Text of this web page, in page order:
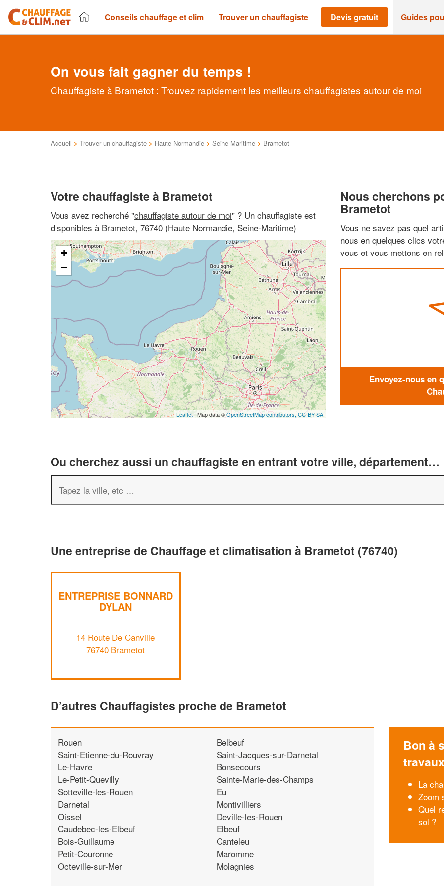
Conseils chauffage et clim Trouver un chauffagiste Devis gratuit Guides
On vous fait gagner du temps !
Chauffagiste à Brametot : Trouvez rapidement les meilleurs chauffagistes autour de moi
Accueil > Trouver un chauffagiste > Haute Normandie > Seine-Maritime > Brametot
Votre chauffagiste à Brametot
Vous avez recherché "chauffagiste autour de moi" ? Un chauffagiste est
disponibles à Brametot, 76740 (Haute Normandie, Seine-Maritime)
+
−
Leaflet | Map data ©OpenStreetMap contributors, CC-BY-SA
Nous cherchons
Brametot
Vous ne savez pas quel
nous en quelques clics
vous et vous mettons en
Envoyez-nous en
Ou cherchez aussi un chauffagiste en entrant votre ville, département…
Une entreprise de Chauffage et climatisation à Brametot (76740)
ENTREPRISE BONNARD
DYLAN
14 Route De Canville
76740 Brametot
D’autres Chauffagistes proche de Brametot
Rouen
Saint-Etienne-du-Rouvray
Le-Havre
Le-Petit-Quevilly
Sotteville-les-Rouen
Darnetal
Oissel
Caudebec-les-Elbeuf
Bois-Guillaume
Petit-Couronne
Octeville-sur-Mer
Belbeuf
Saint-Jacques-sur-Darnetal
Bonsecours
Sainte-Marie-des-Champs
Eu
Montivilliers
Deville-les-Rouen
Elbeuf
Canteleu
Maromme
Molagnies
Bon à
travaux
La
Zoom
Quel
sol ?